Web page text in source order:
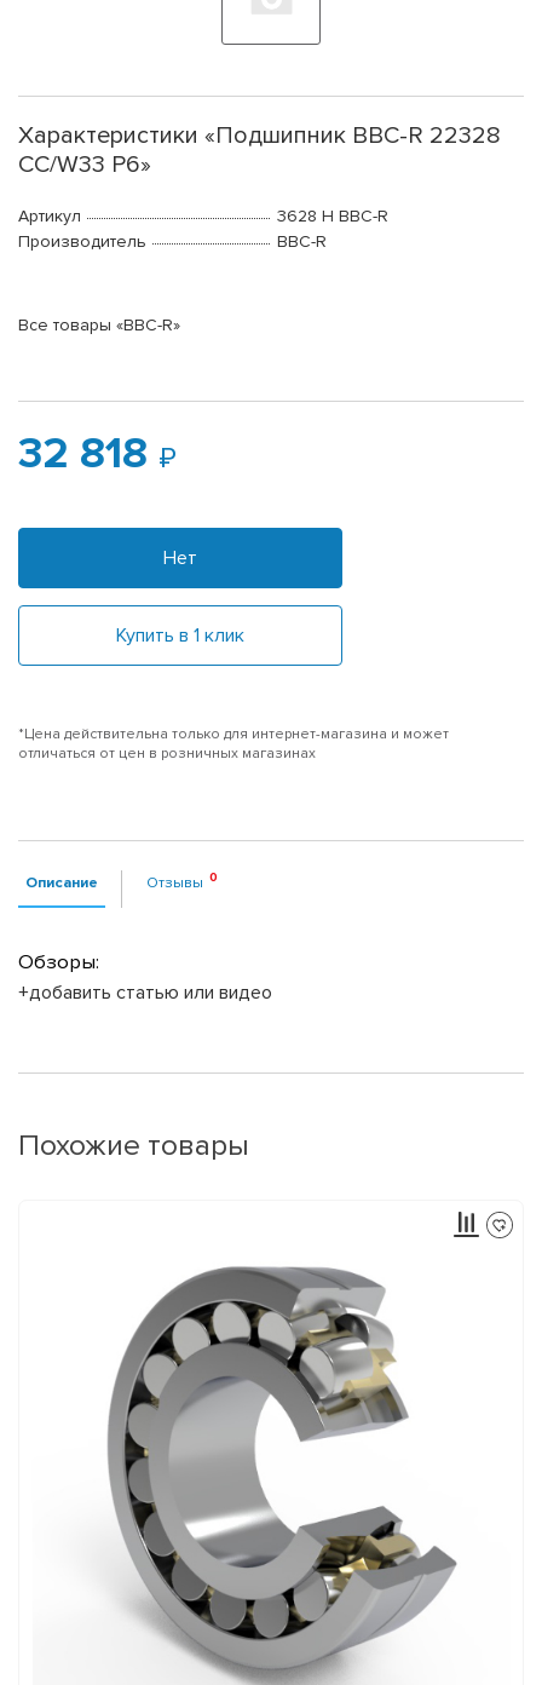
Характеристики «Подшипник BBC-R 22328
CC/W33 P6»
Артикул
3628 H BBC-R
Производитель
BBC-R
Все товары «BBC-R»
32 818
Нет
Купить в 1 клик
*Цена действительна только для интернет-магазина и может
отличаться от цен в розничных магазинах
Описание Отзывы
Обзоры:
+добавить статью или видео
Похожие товары